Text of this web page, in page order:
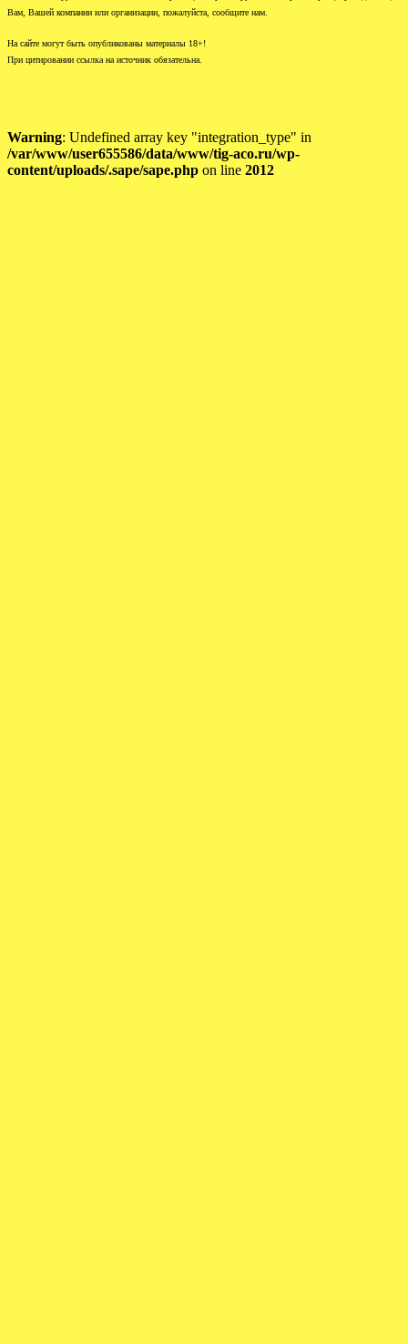
Вам, Вашей компании или организации, пожалуйста, сообщите нам.
На сайте могут быть опубликованы материалы 18+!
При цитировании ссылка на источник обязательна.
Warning: Undefined array key "integration_type" in
/var/www/user655586/data/www/tig-aco.ru/wp-
content/uploads/.sape/sape.php on line 2012